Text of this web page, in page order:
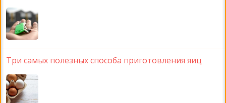
Три самых полезных способа приготовления яиц